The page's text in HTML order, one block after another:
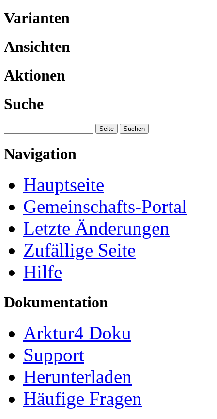
Varianten
Ansichten
Aktionen
Suche
Navigation
Hauptseite
Gemeinschafts-Portal
Letzte Änderungen
Zufällige Seite
Hilfe
Dokumentation
Arktur4 Doku
Support
Herunterladen
Häufige Fragen